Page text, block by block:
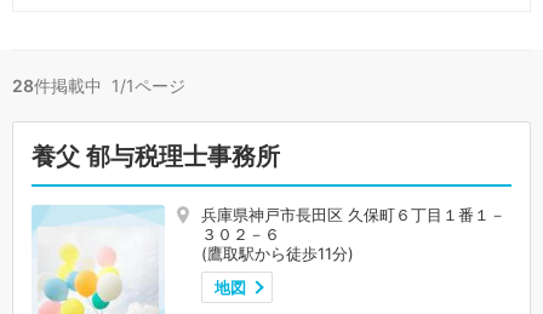
28件掲載中 1/1ページ
養父 郁与税理士事務所
兵庫県神戸市長田区 久保町６丁目１番１－
３０２－６
(鷹取駅から徒歩11分)
地図